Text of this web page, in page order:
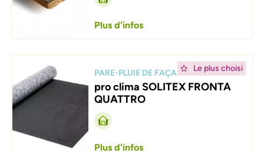
Plus d'infos
Le plus choisi
PARE-PLUIE DE FAÇADE
pro clima SOLITEX FRONTA
QUATTRO
Plus d'infos